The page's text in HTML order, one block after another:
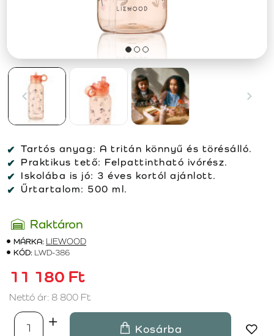
Tartós anyag: A tritán könnyű és törésálló.
Praktikus tető: Felpattintható ivórész.
Iskolába is jó: 3 éves kortól ajánlott.
Űrtartalom: 500 ml.
Raktáron
MÁRKA: LIEWOOD
KÓD: LWD-386
11 180 Ft
Nettó ár: 8 800 Ft
Kosárba